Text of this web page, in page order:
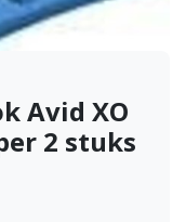
Avid XO
2 stuks